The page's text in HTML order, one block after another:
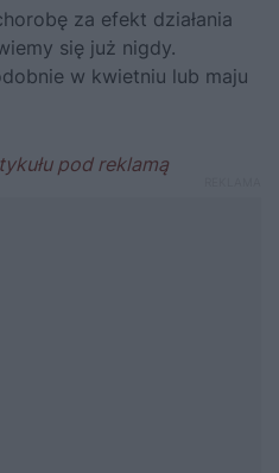
za efekt działania
się już nigdy.
w kwietniu lub maju